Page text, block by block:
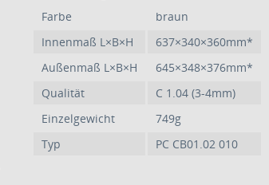
Farbe
braun
Innenmaß L×B×H
637×340×360mm*
Außenmaß L×B×H
645×348×376mm*
Qualität
C 1.04 (3-4mm)
Einzelgewicht
749g
Typ
PC CB01.02 010